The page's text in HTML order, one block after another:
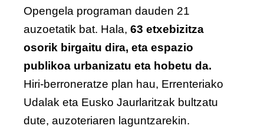
Opengela programan dauden 21
auzoetatik bat. Hala, 63 etxebizitza
osorik birgaitu dira, eta espazio
publikoa urbanizatu eta hobetu da.
Hiri-berroneratze plan hau, Errenteriako
Udalak eta Eusko Jaurlaritzak bultzatu
dute, auzoteriaren laguntzarekin.